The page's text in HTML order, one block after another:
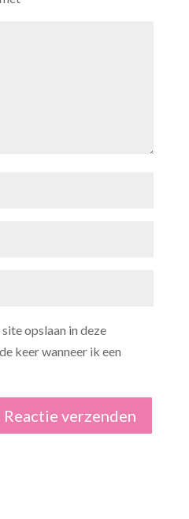
opslaan in deze
keer wanneer ik een